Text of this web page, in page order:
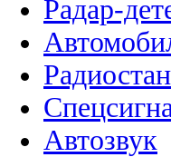
Радар-
Автозвук